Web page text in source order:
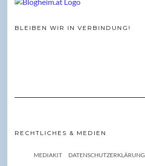
BLEIBEN WIR IN VERBINDUNG!
RECHTLICHES & MEDIEN
MEDIAKIT DATENSCHUTZERKLÄRUNG